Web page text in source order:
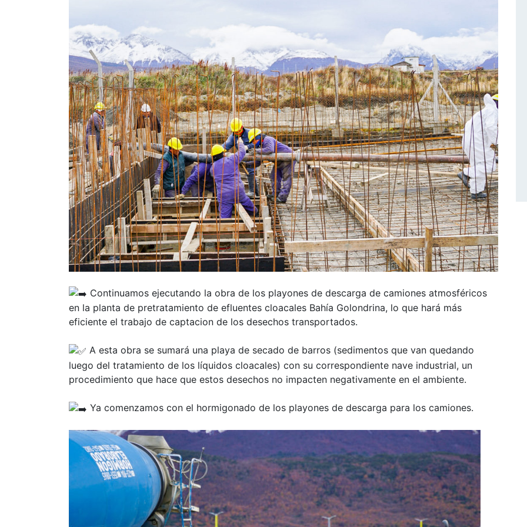
Continuamos ejecutando la obra de los playones de descarga de camiones atmosféricos
en la planta de pretratamiento de efluentes cloacales Bahía Golondrina, lo que hará más
eficiente el trabajo de captacion de los desechos transportados.
A esta obra se sumará una playa de secado de barros (sedimentos que van quedando
luego del tratamiento de los líquidos cloacales) con su correspondiente nave industrial, un
procedimiento que hace que estos desechos no impacten negativamente en el ambiente.
Ya comenzamos con el hormigonado de los playones de descarga para los camiones.